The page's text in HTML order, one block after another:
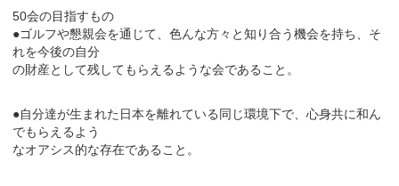
50会の目指すもの
●ゴルフや懇親会を通じて、色んな方々と知り合う機会を持ち、そ
れを今後の自分
の財産として残してもらえるような会であること。
●自分達が生まれた日本を離れている同じ環境下で、心身共に和ん
でもらえるよう
なオアシス的な存在であること。